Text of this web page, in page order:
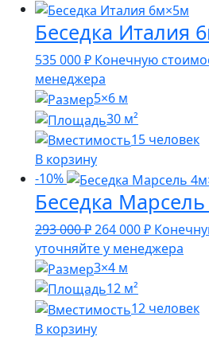
Беседка Италия
535 000₽ Конечную
менеджера
5×6 м
30 м²
15 человек
В корзину
-10%
Беседка
293 000₽ Первоначальная
цена
составляла
293
000 ₽.
264 000₽Текущая
цена:
уточняйте у менеджера
3×4 м
12 м²
12 человек
В корзину